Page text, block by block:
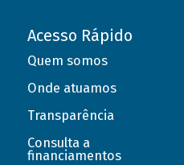
Acesso Rápido
Quem somos
Onde atuamos
Transparência
Consulta a
financiamentos